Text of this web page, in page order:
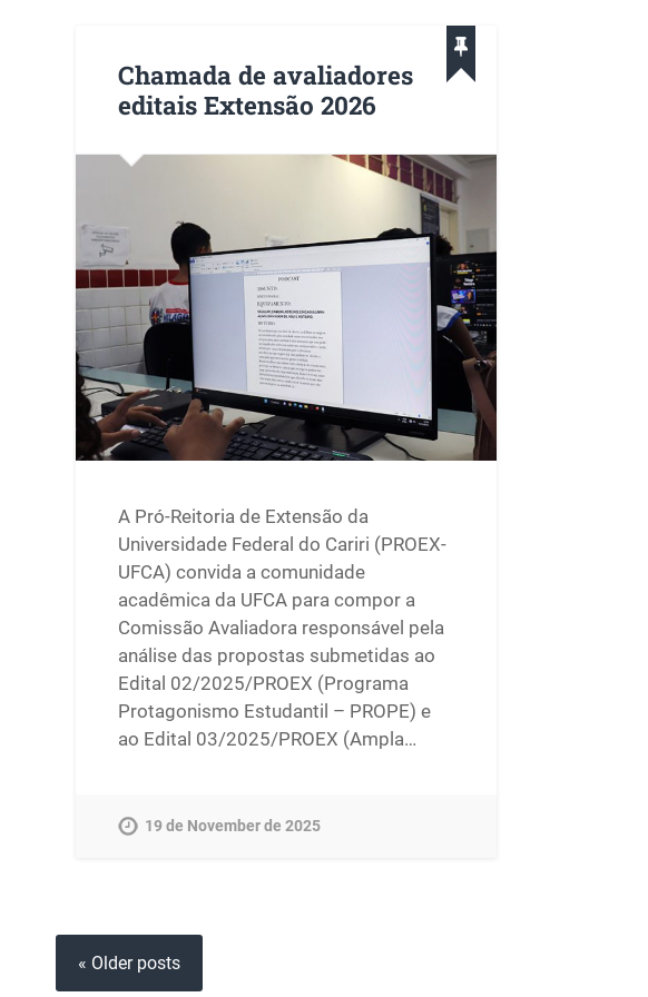
Chamada de avaliadores
editais Extensão 2026
A Pró-Reitoria de Extensão da
Universidade Federal do Cariri (PROEX-
UFCA) convida a comunidade
acadêmica da UFCA para compor a
Comissão Avaliadora responsável pela
análise das propostas submetidas ao
Edital 02/2025/PROEX (Programa
Protagonismo Estudantil – PROPE) e
ao Edital 03/2025/PROEX (Ampla…
19 de November de 2025
« Older posts